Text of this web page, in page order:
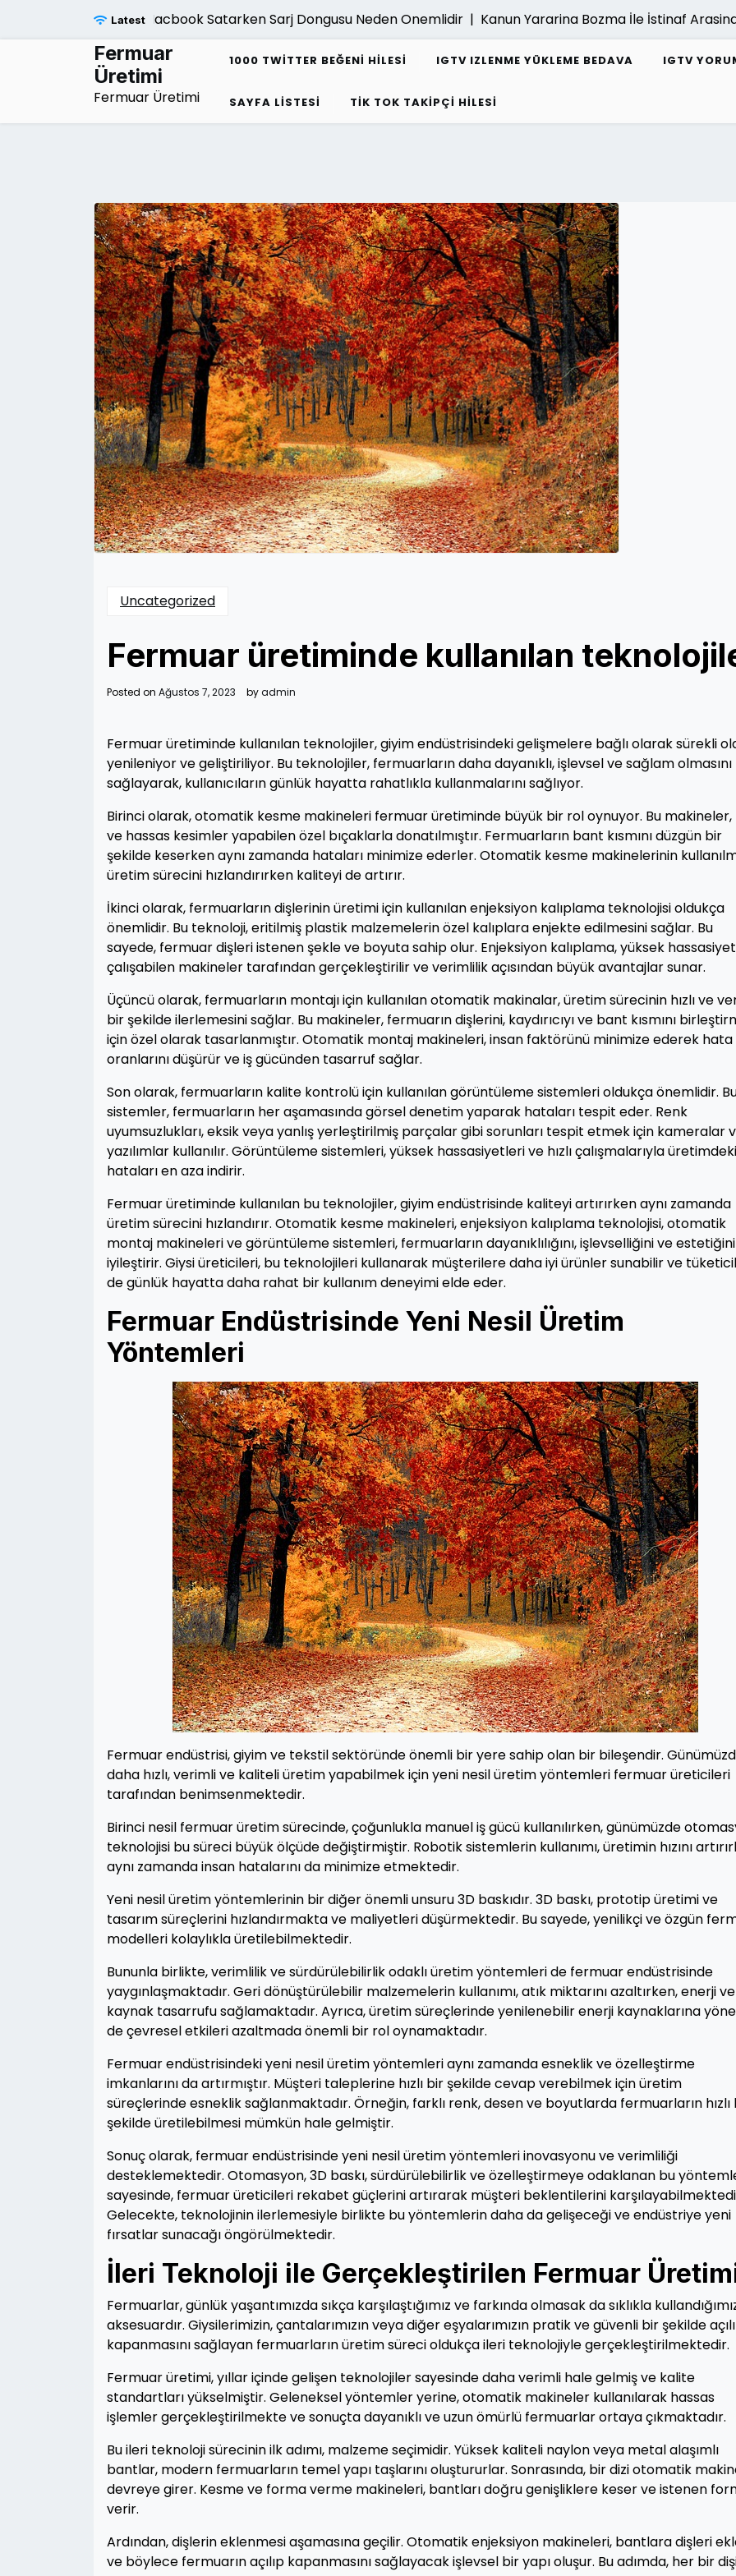
Latest
Macbook Satarken Sarj Dongusu Neden Onemlidir |Kanun Yararina Bozma İle İstinaf Arasindaki
Fermuar
Üretimi
Fermuar Üretimi
1000 TWITTER BEĞENI HILESI IGTV IZLENME YÜKLEME BEDAVA IGTV
SAYFA LISTESI TIK TOK TAKIPÇI HILESI
Uncategorized
Fermuar üretiminde kullanılan
Posted on Ağustos 7, 2023 byadmin
Fermuar üretiminde kullanılan teknolojiler, giyim endüstrisindeki gelişmelere bağlı olarak sürekli
yenileniyor ve geliştiriliyor. Bu teknolojiler, fermuarların daha dayanıklı, işlevsel ve sağlam olmasını
sağlayarak, kullanıcıların günlük hayatta rahatlıkla kullanmalarını sağlıyor.
Birinci olarak, otomatik kesme makineleri fermuar üretiminde büyük bir rol oynuyor. Bu makineler,
ve hassas kesimler yapabilen özel bıçaklarla donatılmıştır. Fermuarların bant kısmını düzgün bir
şekilde keserken aynı zamanda hataları minimize ederler. Otomatik kesme makinelerinin
üretim sürecini hızlandırırken kaliteyi de artırır.
İkinci olarak, fermuarların dişlerinin üretimi için kullanılan enjeksiyon kalıplama teknolojisi oldukça
önemlidir. Bu teknoloji, eritilmiş plastik malzemelerin özel kalıplara enjekte edilmesini sağlar. Bu
sayede, fermuar dişleri istenen şekle ve boyuta sahip olur. Enjeksiyon kalıplama, yüksek
çalışabilen makineler tarafından gerçekleştirilir ve verimlilik açısından büyük avantajlar sunar.
Üçüncü olarak, fermuarların montajı için kullanılan otomatik makinalar, üretim sürecinin hızlı ve
bir şekilde ilerlemesini sağlar. Bu makineler, fermuarın dişlerini, kaydırıcıyı ve bant kısmını
için özel olarak tasarlanmıştır. Otomatik montaj makineleri, insan faktörünü minimize ederek hata
oranlarını düşürür ve iş gücünden tasarruf sağlar.
Son olarak, fermuarların kalite kontrolü için kullanılan görüntüleme sistemleri oldukça önemlidir.
sistemler, fermuarların her aşamasında görsel denetim yaparak hataları tespit eder. Renk
uyumsuzlukları, eksik veya yanlış yerleştirilmiş parçalar gibi sorunları tespit etmek için kameralar
yazılımlar kullanılır. Görüntüleme sistemleri, yüksek hassasiyetleri ve hızlı çalışmalarıyla üretimdeki
hataları en aza indirir.
Fermuar üretiminde kullanılan bu teknolojiler, giyim endüstrisinde kaliteyi artırırken aynı zamanda
üretim sürecini hızlandırır. Otomatik kesme makineleri, enjeksiyon kalıplama teknolojisi, otomatik
montaj makineleri ve görüntüleme sistemleri, fermuarların dayanıklılığını, işlevselliğini ve estetiğini
iyileştirir. Giysi üreticileri, bu teknolojileri kullanarak müşterilere daha iyi ürünler sunabilir ve
de günlük hayatta daha rahat bir kullanım deneyimi elde eder.
Fermuar Endüstrisinde Yeni Nesil Üretim
Yöntemleri
Fermuar endüstrisi, giyim ve tekstil sektöründe önemli bir yere sahip olan bir bileşendir.
daha hızlı, verimli ve kaliteli üretim yapabilmek için yeni nesil üretim yöntemleri fermuar üreticileri
tarafından benimsenmektedir.
Birinci nesil fermuar üretim sürecinde, çoğunlukla manuel iş gücü kullanılırken, günümüzde
teknolojisi bu süreci büyük ölçüde değiştirmiştir. Robotik sistemlerin kullanımı, üretimin hızını
aynı zamanda insan hatalarını da minimize etmektedir.
Yeni nesil üretim yöntemlerinin bir diğer önemli unsuru 3D baskıdır. 3D baskı, prototip üretimi ve
tasarım süreçlerini hızlandırmakta ve maliyetleri düşürmektedir. Bu sayede, yenilikçi ve özgün
modelleri kolaylıkla üretilebilmektedir.
Bununla birlikte, verimlilik ve sürdürülebilirlik odaklı üretim yöntemleri de fermuar endüstrisinde
yaygınlaşmaktadır. Geri dönüştürülebilir malzemelerin kullanımı, atık miktarını azaltırken, enerji ve
kaynak tasarrufu sağlamaktadır. Ayrıca, üretim süreçlerinde yenilenebilir enerji kaynaklarına
de çevresel etkileri azaltmada önemli bir rol oynamaktadır.
Fermuar endüstrisindeki yeni nesil üretim yöntemleri aynı zamanda esneklik ve özelleştirme
imkanlarını da artırmıştır. Müşteri taleplerine hızlı bir şekilde cevap verebilmek için üretim
süreçlerinde esneklik sağlanmaktadır. Örneğin, farklı renk, desen ve boyutlarda fermuarların hızlı
şekilde üretilebilmesi mümkün hale gelmiştir.
Sonuç olarak, fermuar endüstrisinde yeni nesil üretim yöntemleri inovasyonu ve verimliliği
desteklemektedir. Otomasyon, 3D baskı, sürdürülebilirlik ve özelleştirmeye odaklanan bu
sayesinde, fermuar üreticileri rekabet güçlerini artırarak müşteri beklentilerini
Gelecekte, teknolojinin ilerlemesiyle birlikte bu yöntemlerin daha da gelişeceği ve endüstriye yeni
fırsatlar sunacağı öngörülmektedir.
İleri Teknoloji ile Gerçekleştirilen Fermuar
Fermuarlar, günlük yaşantımızda sıkça karşılaştığımız ve farkında olmasak da sıklıkla
aksesuardır. Giysilerimizin, çantalarımızın veya diğer eşyalarımızın pratik ve güvenli bir şekilde
kapanmasını sağlayan fermuarların üretim süreci oldukça ileri teknolojiyle gerçekleştirilmektedir.
Fermuar üretimi, yıllar içinde gelişen teknolojiler sayesinde daha verimli hale gelmiş ve kalite
standartları yükselmiştir. Geleneksel yöntemler yerine, otomatik makineler kullanılarak hassas
işlemler gerçekleştirilmekte ve sonuçta dayanıklı ve uzun ömürlü fermuarlar ortaya çıkmaktadır.
Bu ileri teknoloji sürecinin ilk adımı, malzeme seçimidir. Yüksek kaliteli naylon veya metal alaşımlı
bantlar, modern fermuarların temel yapı taşlarını oluştururlar. Sonrasında, bir dizi otomatik
devreye girer. Kesme ve forma verme makineleri, bantları doğru genişliklere keser ve istenen
verir.
Ardından, dişlerin eklenmesi aşamasına geçilir. Otomatik enjeksiyon makineleri, bantlara dişleri
ve böylece fermuarın açılıp kapanmasını sağlayacak işlevsel bir yapı oluşur. Bu adımda, her bir